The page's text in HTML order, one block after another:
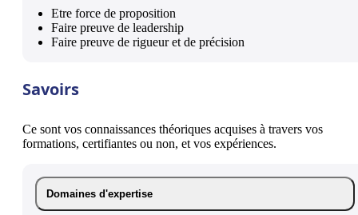
Etre force de proposition
Faire preuve de leadership
Faire preuve de rigueur et de précision
Savoirs
Ce sont vos connaissances théoriques acquises à travers vos
formations, certifiantes ou non, et vos expériences.
Domaines d'expertise